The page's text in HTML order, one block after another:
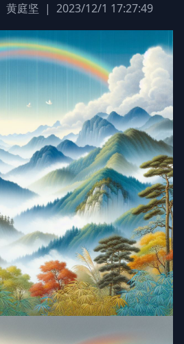
黄庭坚 | 2023/12/1 17:27:49